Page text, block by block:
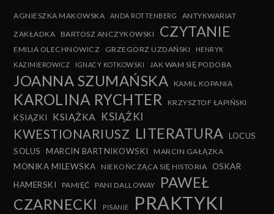
AGNIESZKA MAKOWSKA ANDA ROTTENBERG
ANTYKWARIAT
ZAKŁADKA
BARTOSZ ANCZYKOWSKI CZYTANIE
EMILIA OLECHNOWICZ GRZEGORZ UZDAŃSKI
HENRYK
KAZIMIEROWICZ
IGNACY KOTKOWSKI JAK WAM SIĘ PODOBA
JOANNA SZUMAŃSKA KAMIL KOPANIA
KAROLINA RYCHTER KRZYSZTOF ŁAPIŃSKI
KSIĄZKI KSIĄŻKA KSIĄŻKI
KWESTIONARIUSZ LITERATURA LOCUS
SOLUS
MARCIN BARTNIKOWSKI MARCIN GAŁĄZKA
MONIKA MILEWSKA NIEKOŃCZĄCA SIĘ HISTORIA OSKAR
HAMERSKI
PAMIĘĆ PANI DALLOWAY
PAWEŁ
CZARNECKI
PISANIE
PRAKTYKI